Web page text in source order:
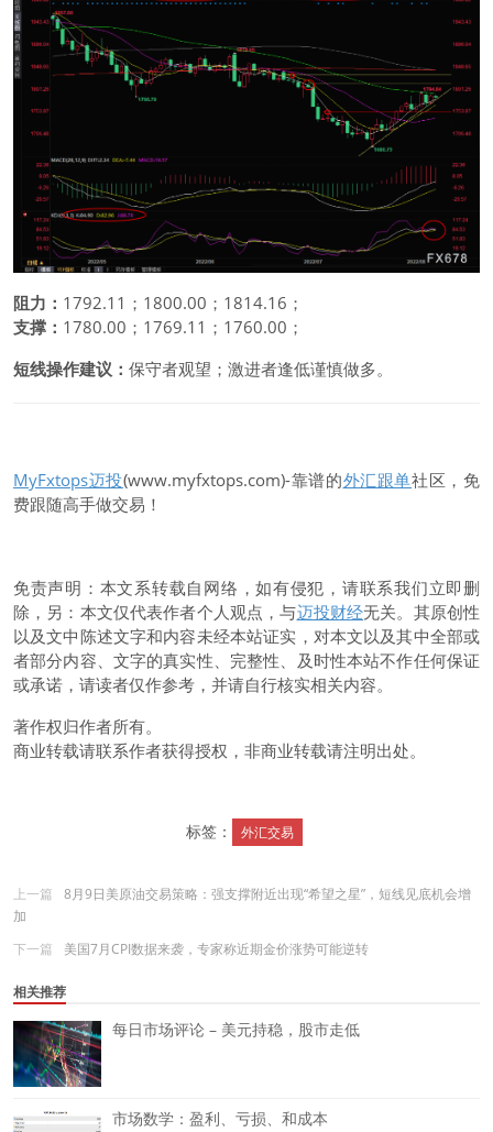
阻力： 1792.11；1800.00；1814.16；
支撑： 1780.00；1769.11；1760.00；
短线操作建议： 保守者观望；激进者逢低谨慎做多。
MyFxtops迈投(www.myfxtops.com)-靠谱的外汇跟单社区，免
费跟随高手做交易！
免责声明：本文系转载自网络，如有侵犯，请联系我们立即删
除，另：本文仅代表作者个人观点，与迈投财经无关。其原创性
以及文中陈述文字和内容未经本站证实，对本文以及其中全部或
者部分内容、文字的真实性、完整性、及时性本站不作任何保证
或承诺，请读者仅作参考，并请自行核实相关内容。
著作权归作者所有。
商业转载请联系作者获得授权，非商业转载请注明出处。
标签： 外汇交易
上一篇
8月9日美原油交易策略：强支撑附近出现“希望之星”，短线见底机会增
加
下一篇
美国7月CPI数据来袭，专家称近期金价涨势可能逆转
相关推荐
每日市场评论 – 美元持稳，股市走低
市场数学：盈利、亏损、和成本